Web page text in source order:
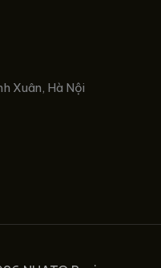
Xuân, Hà Nội